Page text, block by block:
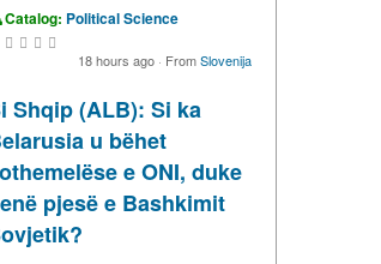
Catalog: Political Science
18 hours ago · FromSlovenija
Shqip (ALB): Si ka
u bëhet
e ONI, duke
pjesë e Bashkimit